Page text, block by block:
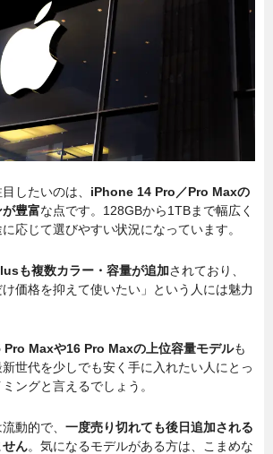
したいのは、 iPhone 14 Pro／Pro Maxの
豊富な点です。128GBから1TBまで幅広く
応じて選びやすい状況になっています。
も複数カラー・容量が追加されており、
け価格を抑えて使いたい」という人には魅力
Maxや16 Pro Maxの上位容量モデルも
世代を少しでも安く手に入れたい人にとっ
ングと言えるでしょう。
動的で、 一度売り切れても後日追加される
せん。気になるモデルがある方は、こまめな